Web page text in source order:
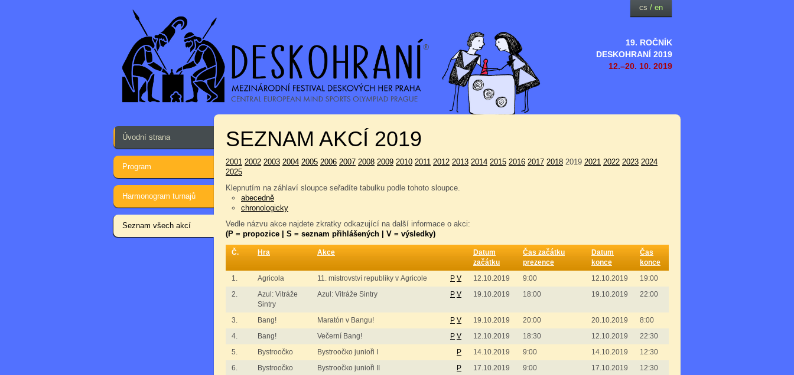
19. ROČNÍK
DESKOHRANÍ 2019
12.–20. 10. 2019
cs / en
Úvodní strana
Program
Harmonogram turnajů
Seznam všech akcí
SEZNAM AKCÍ 2019
2001 2002 2003 2004 2005 2006 2007 2008 2009 2010 2011 2012 2013 2014 2015 2016 2017 2018 2019 2021 2022 2023 2024
2025
Klepnutím na záhlaví sloupce seřadíte tabulku podle tohoto sloupce.
abecedně
chronologicky
Vedle názvu akce najdete zkratky odkazující na další informace o akci:
(P = propozice | S = seznam přihlášených | V = výsledky)
Č. Hra Akce
Datum
začátku
Čas začátku
prezence
Datum
konce
Čas
konce
1.
Agricola 11. mistrovství republiky v Agricole P V 12.10.2019 9:00 12.10.2019
19:00
2.
Azul: Vitráže
Sintry
Azul: Vitráže Sintry P V 19.10.2019 18:00 19.10.2019 22:00
3. Bang! Maratón v Bangu! P V 19.10.2019 20:00 20.10.2019
8:00
4.
Bang! Večerní Bang! P V 12.10.2019 18:30 12.10.2019
22:30
5.
Bystroočko Bystroočko junioři I P 14.10.2019 9:00 14.10.2019
12:30
6.
Bystroočko Bystroočko junioři II P 17.10.2019 9:00 17.10.2019
12:30